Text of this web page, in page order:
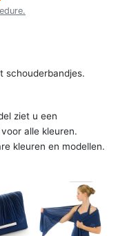
schouderbandjes.
ziet u een
voor alle kleuren.
kleuren en modellen.